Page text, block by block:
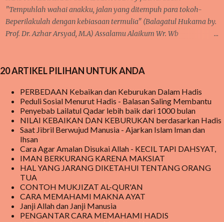
keracunan makanan dari makanan yang disalurkan dari MBG .
Meski demikian, MBG tetap berjal...
"Tempuhlah wahai anakku, jalan yang ditempuh para tokoh-
Beperilakulah dengan kebiasaan termulia" (Balagatul Hukama by.
Prof. Dr. Azhar Arsyad, M.A) Assalamu Alaikum Wr. Wb
kepaada junjungan Nabi besar kita Muhammad SAW sebagai
konsisten' dan saya mengatakan bahwa sangat berkaitan dengan
pembahasan selanjutnya. Nah, inilah yang kita bahas pada
pertemuan kali ini yakni KEBIASAAN dan KETEKUNAN.
Pernahkah anda mendengar pepatah 'ala bisa karena biasa'?
Suatu kegiatan akan mudah terlaksana dan diselesaikan, karena
proses kerjanya sudah biasa dilakukan sebelumnya. Seperti halnya
pelajaran matematika, fisika, kimia, serta pelajaran lainnya yang
membutu...
20 ARTIKEL PILIHAN UNTUK ANDA
PERBEDAAN Kebaikan dan Keburukan Dalam Hadis
Peduli Sosial Menurut Hadis - Balasan Saling Membantu
Penyebab Lailatul Qadar lebih baik dari 1000 bulan
NILAI KEBAIKAN DAN KEBURUKAN berdasarkan Hadis
Saat Jibril Berwujud Manusia - Ajarkan Islam Iman dan
Ihsan
Cara Agar Amalan Disukai Allah - KECIL TAPI DAHSYAT,
IMAN BERKURANG KARENA MAKSIAT
HAL YANG JARANG DIKETAHUI TENTANG ORANG
TUA
CONTOH MUKJIZAT AL-QUR'AN
CARA MEMAHAMI MAKNA AYAT
Janji Allah dan Janji Manusia
PENGANTAR CARA MEMAHAMI HADIS